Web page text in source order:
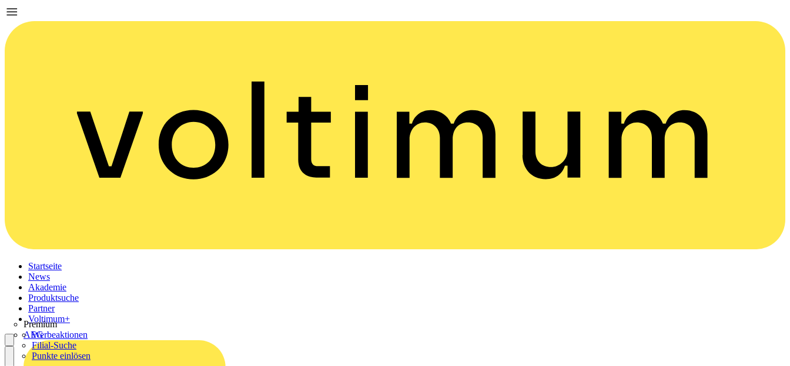
Startseite
News
Akademie
Produktsuche
Partner
Premium
AEG
Voltimum+
Werbeaktionen
Filial-Suche
Punkte einlösen